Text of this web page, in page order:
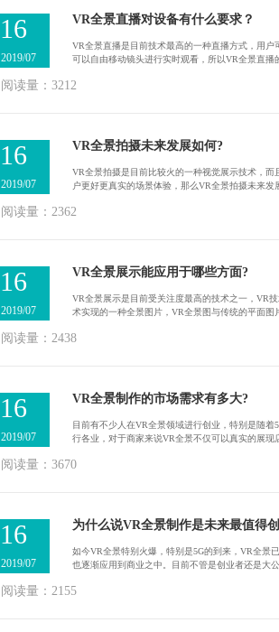
VR全景直播对设备有什么要求？
VR全景直播是目前技术最高的一种直播方式，用户
可以自由移动镜头进行实时观看，所以VR全景直播
阅读量：3212
16
2019/07
VR全景拍摄未来发展如何?
VR全景拍摄是目前比较火的一种视觉展示技术，
户更好更真实的场景体验，那么VR全景拍摄未来发
阅读量：2362
16
2019/07
VR全景展示能应用于哪些方面?
VR全景展示是目前受关注度最高的技术之一，VR
术实现的一种全景图片，VR全景图与传统的平面图
阅读量：2438
16
2019/07
VR全景制作的市场需求有多大?
目前有不少人在VR全景领域进行创业，特别是随
行各业，对于商家来说VR全景不仅可以真实的展现
阅读量：3670
16
2019/07
为什么说VR全景制作是未来最值得
如今VR全景特别火爆，特别是5G的到来，VR全景
也逐渐应用到商业之中。目前不管是创业者还是大
阅读量：2155
16
2019/07